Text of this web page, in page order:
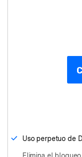
Uso perpetuo de